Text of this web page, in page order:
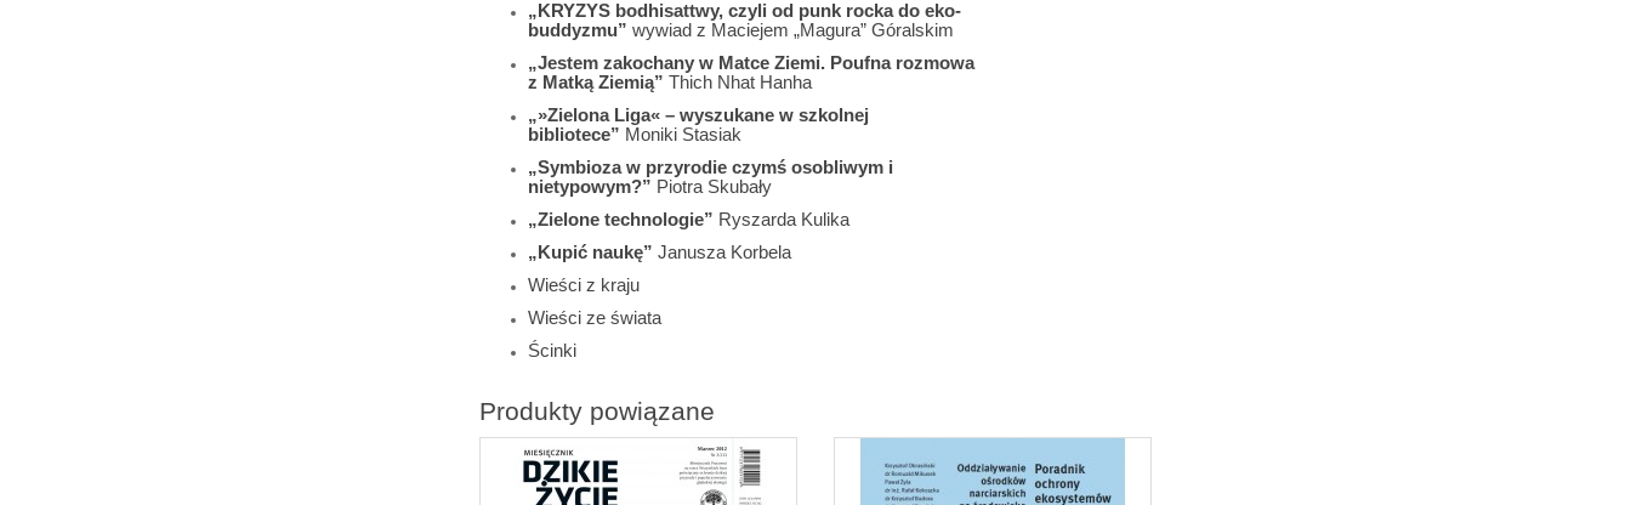
„KRYZYS bodhisattwy, czyli od punk rocka do eko-
buddyzmu” wywiad z Maciejem „Magura” Góralskim
„Jestem zakochany w Matce Ziemi. Poufna rozmowa
z Matką Ziemią” Thich Nhat Hanha
„»Zielona Liga« – wyszukane w szkolnej
bibliotece” Moniki Stasiak
„Symbioza w przyrodie czymś osobliwym i
nietypowym?” Piotra Skubały
„Zielone technologie” Ryszarda Kulika
„Kupić naukę” Janusza Korbela
Wieści z kraju
Wieści ze świata
Ścinki
Produkty powiązane